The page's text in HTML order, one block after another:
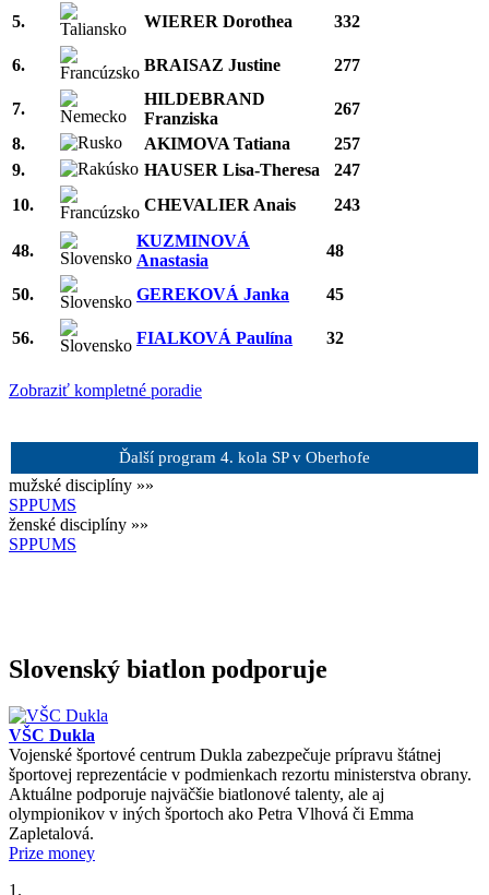
5. WIERER Dorothea 332
6. BRAISAZ Justine 277
7.
HILDEBRAND
Franziska
267
8.
AKIMOVA Tatiana
257
9.
HAUSER Lisa-Theresa
247
10.
CHEVALIER Anais 243
48.
KUZMINOVÁ
Anastasia
48
50. GEREKOVÁ Janka 45
56. FIALKOVÁ Paulína 32
Zobraziť kompletné poradie
Ďalší program 4. kola SP v Oberhofe
mužské disciplíny »»
SPPUMS
ženské disciplíny »»
SPPUMS
Slovenský biatlon podporuje
VŠC Dukla
Vojenské športové centrum Dukla zabezpečuje prípravu štátnej
športovej reprezentácie v podmienkach rezortu ministerstva obrany.
Aktuálne podporuje najväčšie biatlonové talenty, ale aj
olympionikov v iných športoch ako Petra Vlhová či Emma
Zapletalová.
Prize money
1.